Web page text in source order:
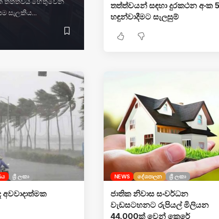
සැලකිය…
තත්ත්වයන් සඳහා දුරකථන අංක
හඳුන්වාදීමට සැලසුම්
ශ්‍රී ලංකා
අවවාදාත්මක
NEWS දේශපාලන ශ්‍රී ලංකා
ජාතික නිවාස සංවර්ධන
වැඩසටහනට රුපියල් මිලියන
44,000ක් වෙන් කෙරේ